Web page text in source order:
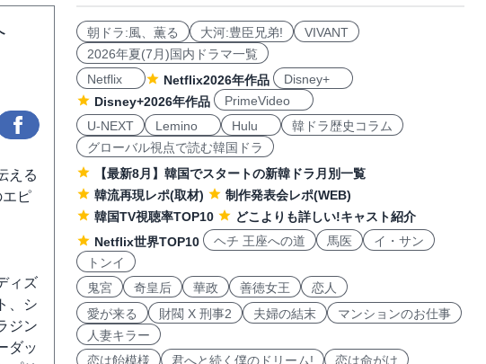
える
エピ
ィズ
、シ
ジン
ダッ
朝ドラ:風、薫る 大河:豊臣兄弟!
VIVANT
2026年夏(7月)国内ドラマ一覧
Netflix
Netflix2026年作品
Disney+
Disney+2026年作品
PrimeVideo
U-NEXT
Lemino Hulu
韓ドラ歴史コラム
グローバル視点で読む韓国ドラ
【最新8月】韓国でスタートの新韓ドラ月別一覧
韓流再現レポ(取材)
制作発表会レポ(WEB)
韓国TV視聴率TOP10
どこよりも詳しい!キャスト紹介
Netflix世界TOP10
ヘチ 王座への道 馬医
イ・サン
トンイ
鬼宮
奇皇后 華政 善徳女王
恋人
愛が来る
財閥 X 刑事2 夫婦の結末
マンションのお仕事
人妻キラー
恋は飴模様
君へと続く僕のドリーム!
恋は命がけ